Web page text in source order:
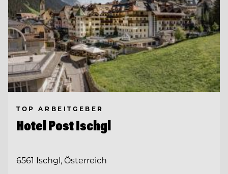
TOP ARBEITGEBER
Hotel Post Ischgl
6561 Ischgl, Österreich